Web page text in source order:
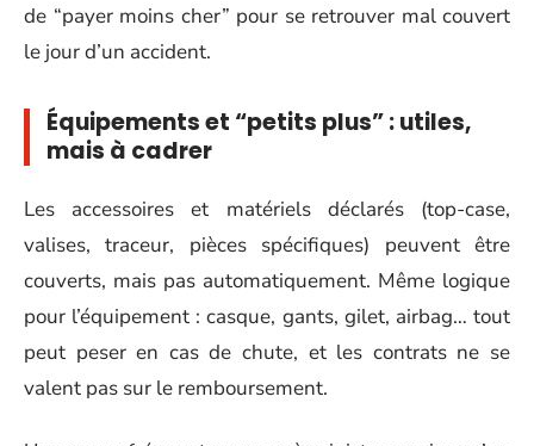
de “payer moins cher” pour se retrouver mal couvert
le jour d’un accident.
Équipements et “petits plus” : utiles,
mais à cadrer
Les accessoires et matériels déclarés (top-case,
valises, traceur, pièces spécifiques) peuvent être
couverts, mais pas automatiquement. Même logique
pour l’équipement : casque, gants, gilet, airbag… tout
peut peser en cas de chute, et les contrats ne se
valent pas sur le remboursement.